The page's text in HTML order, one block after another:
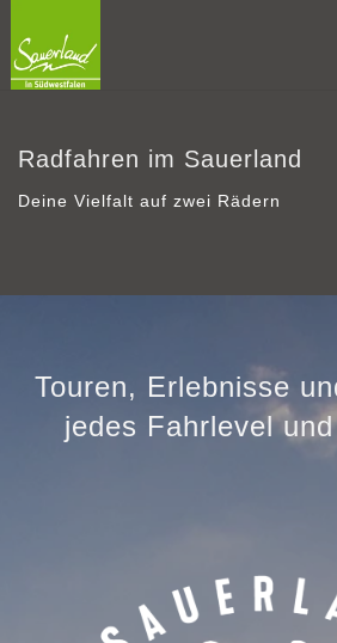
Radfahren im Sauerland
Deine Vielfalt auf zwei Rädern
Touren, Erlebnisse
jedes Fahrlevel